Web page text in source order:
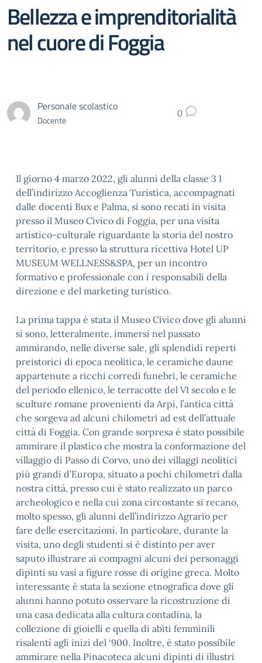
Bellezza e imprenditorialità
nel cuore di Foggia
Personale scolastico
Docente 0
Il giorno 4 marzo 2022, gli alunni della classe 3 I
dell’indirizzo Accoglienza Turistica, accompagnati
dalle docenti Bux e Palma, si sono recati in visita
presso il Museo Civico di Foggia, per una visita
artistico-culturale riguardante la storia del nostro
territorio, e presso la struttura ricettiva Hotel UP
MUSEUM WELLNESS&SPA, per un incontro
formativo e professionale con i responsabili della
direzione e del marketing turistico.
La prima tappa è stata il Museo Civico dove gli alunni
si sono, letteralmente, immersi nel passato
ammirando, nelle diverse sale, gli splendidi reperti
preistorici di epoca neolitica, le ceramiche daune
appartenute a ricchi corredi funebri, le ceramiche
del periodo ellenico, le terracotte del VI secolo e le
sculture romane provenienti da Arpi, l’antica città
che sorgeva ad alcuni chilometri ad est dell’attuale
città di Foggia. Con grande sorpresa è stato possibile
ammirare il plastico che mostra la conformazione del
villaggio di Passo di Corvo, uno dei villaggi neolitici
più grandi d’Europa, situato a pochi chilometri dalla
nostra città, presso cui è stato realizzato un parco
archeologico e nella cui zona circostante si recano,
molto spesso, gli alunni dell’indirizzo Agrario per
fare delle esercitazioni. In particolare, durante la
visita, uno degli studenti si è distinto per aver
saputo illustrare ai compagni alcuni dei personaggi
dipinti su vasi a figure rosse di origine greca. Molto
interessante è stata la sezione etnografica dove gli
alunni hanno potuto osservare la ricostruzione di
una casa dedicata alla cultura contadina, la
collezione di gioielli e quella di abiti femminili
risalenti agli inizi del ‘900. Inoltre, è stato possibile
ammirare nella Pinacoteca alcuni dipinti di illustri